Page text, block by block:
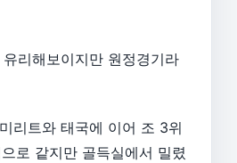
리해보이지만 원정경기라
리트와 태국에 이어 조 3위
로 같지만 골득실에서 밀렸